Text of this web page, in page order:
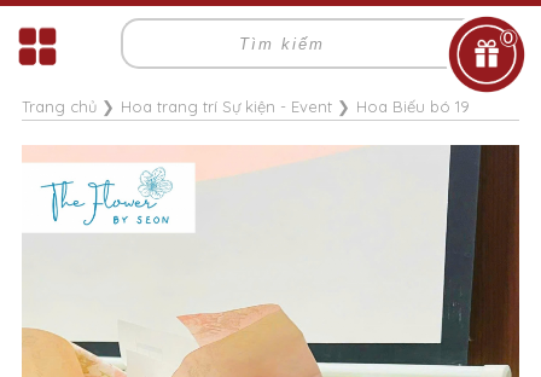
0
Trang chủ❯ Hoa trang trí Sự kiện - Event❯ Hoa Biếu bó 19